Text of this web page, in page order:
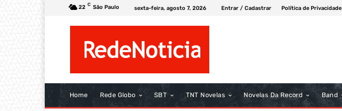
22 C São Paulo sexta-feira, agosto 7, 2026 Entrar / Cadastrar Política de Privacidade
Home Rede Globo SBT TNT Novelas Novelas Da Record Band